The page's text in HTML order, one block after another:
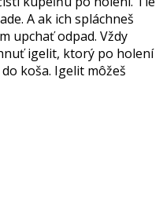
A ak ich spláchneš
upchať odpad. Vždy
igelit, ktorý po holení
koša. Igelit môžeš